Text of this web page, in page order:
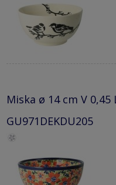
Miska ø 14 cm V 0,45
GU971DEKDU205